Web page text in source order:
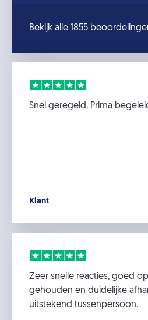
Bekijk alle 1855
Snel geregeld, Prima
Klant
Zeer snelle reacties, goed
gehouden en duidelijke
uitstekend tussenpersoon.